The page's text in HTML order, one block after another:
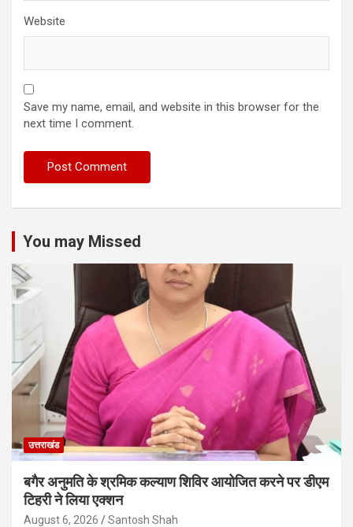
Website
Save my name, email, and website in this browser for the
next time I comment.
You may Missed
उत्तराखंड
बगैर अनुमति के श्रमिक कल्याण शिविर आयोजित करने पर डीएम
टिहरी ने लिया एक्शन
August 6, 2026 Santosh Shah